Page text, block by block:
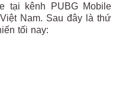
tại kênh PUBG Mobile
Nam. Sau đây là thứ
tối nay: